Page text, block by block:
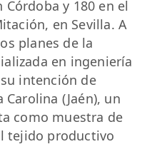
y 180 en el
en Sevilla. A
planes de la
en ingeniería
intención de
(Jaén), un
como muestra de
tejido productivo